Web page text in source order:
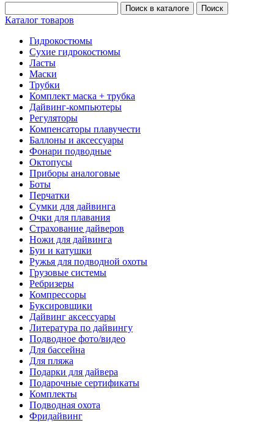
Каталог товаров
Гидрокостюмы
Сухие гидрокостюмы
Ласты
Маски
Трубки
Комплект маска + трубка
Дайвинг-компьютеры
Регуляторы
Компенсаторы плавучести
Баллоны и аксессуары
Фонари подводные
Октопусы
Приборы аналоговые
Боты
Перчатки
Сумки для дайвинга
Очки для плавания
Страхование дайверов
Ножи для дайвинга
Буи и катушки
Ружья для подводной охоты
Грузовые системы
Ребризеры
Компрессоры
Буксировщики
Дайвинг аксессуары
Литература по дайвингу
Подводное фото/видео
Для бассейна
Для пляжа
Подарки для дайвера
Подарочные сертификаты
Комплекты
Подводная охота
Фридайвинг